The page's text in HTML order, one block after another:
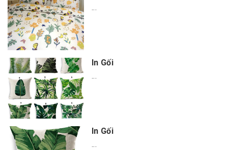
...
In Gối
...
In Gối
...